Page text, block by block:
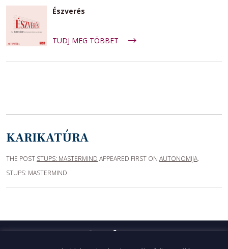
Észverés
TUDJ MEG TÖBBET
KARIKATÚRA
THE POST STUPS: MASTERMIND APPEARED FIRST ON AUTONOMIJA.
STUPS: MASTERMIND